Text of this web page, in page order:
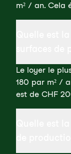
m² / an. Cela
Le loyer le
180 par m² /
est de CHF